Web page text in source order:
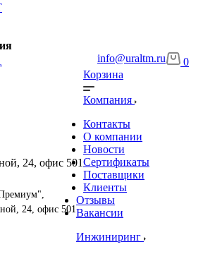
24, офис 501
info@uraltm.ru
24, офис 501
0
Корзина
Компания
Контакты
О компании
Новости
Сертификаты
Поставщики
Клиенты
Отзывы
Вакансии
Инжиниринг